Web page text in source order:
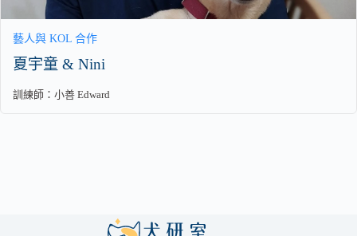
藝人與 KOL 合作
夏宇童 & Nini
訓練師： 小善 Edward